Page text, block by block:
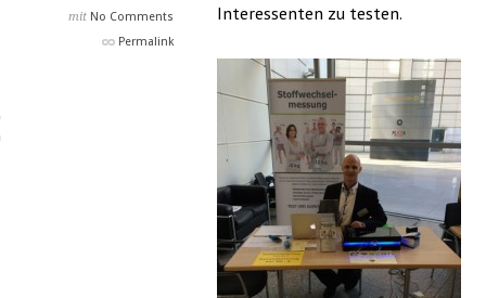
mit No Comments
Permalink
Interessenten zu testen.